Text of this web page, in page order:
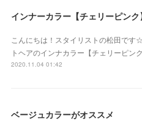
インナーカラー【チェリーピンク
こんにちは！スタイリストの松田です
トヘアのインナカラー【チェリーピン
2020.11.04 01:42
ベージュカラーがオススメ